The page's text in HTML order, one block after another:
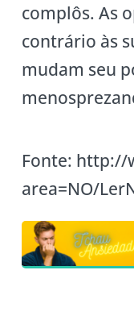
complôs. As
contrário às
mudam seu
Fonte: http://
area=NO/